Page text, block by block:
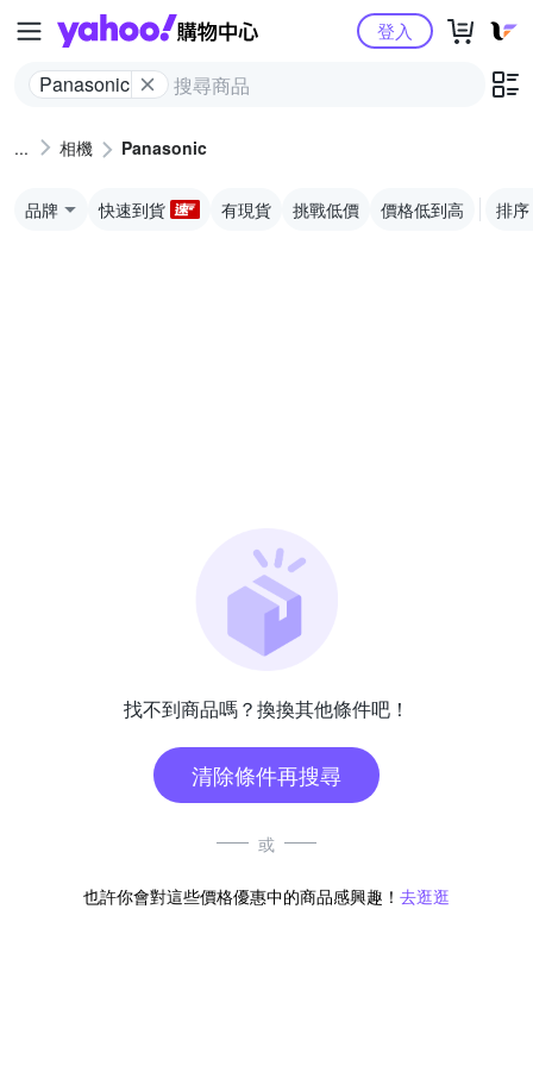
Yahoo購物中心
Panasonic
登入
相機 Panasonic
品牌 快速到貨 有現貨 挑戰低價 價格低到高 排序
找不到商品嗎？換換其他條件吧！
清除條件再搜尋
或
也許你會對這些價格優惠中的商品感興趣！ 去逛逛